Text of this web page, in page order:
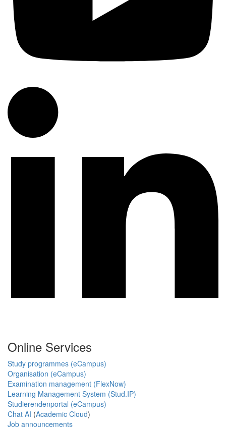
Online Services
Study programmes (eCampus)
Organisation (eCampus)
Examination management (FlexNow)
Learning Management System (Stud.IP)
Studierendenportal (eCampus)
Chat AI (Academic Cloud)
Job announcements